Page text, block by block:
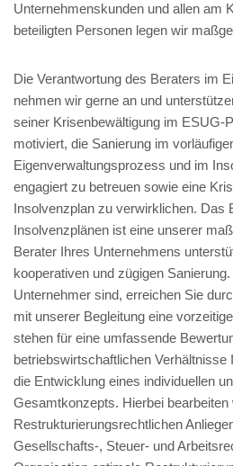
Unternehmenskunden und allen am
beteiligten Personen legen wir
Die Verantwortung des Beraters im
nehmen wir gerne an und
seiner Krisenbewältigung im ESUG-
motiviert, die Sanierung im
Eigenverwaltungsprozess und im
engagiert zu betreuen sowie eine
Insolvenzplan zu verwirklichen. Das
Insolvenzplänen ist eine unserer
Berater Ihres Unternehmens
kooperativen und zügigen
Unternehmer sind, erreichen Sie
mit unserer Begleitung eine
stehen für eine umfassende
betriebswirtschaftlichen
die Entwicklung eines individuellen
Gesamtkonzepts. Hierbei bearbeiten
Restrukturierungsrechtlichen
Gesellschafts-, Steuer- und